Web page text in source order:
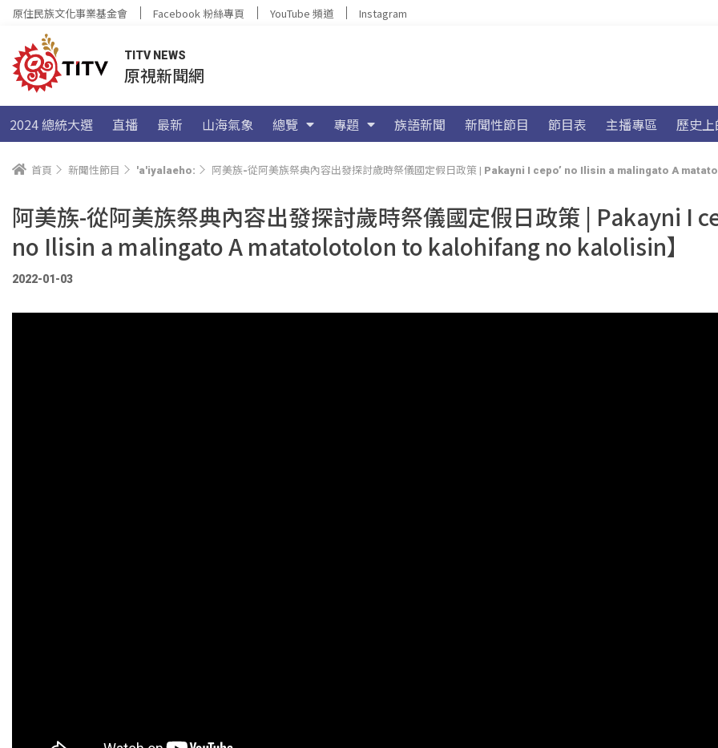
原住民族文化事業基金會 Facebook 粉絲專頁 YouTube 頻道 Instagram
TITV NEWS
原視新聞網
2024 總統大選 直播 最新 山海氣象 總覽 專題 族語新聞 新聞性節目 節目表 主播專區 歷史
首頁 新聞性節目 'a'iyalaeho: 阿美族-從阿美族祭典內容出發探討歲時祭儀國定假日政策 | Pakayni I cepo’ no Ilisin a malingato A matatolotolon to kalohifang
阿美族-從阿美族祭典內容出發探討歲時祭儀國定假日政策 | Pakayni I
no Ilisin a malingato A matatolotolon to kalohifang no kalolisin】
2022-01-03